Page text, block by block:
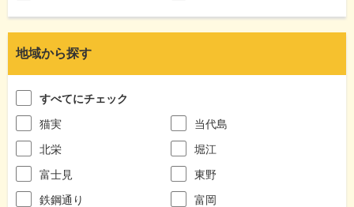
地域から探す
すべてにチェック
猫実
当代島
北栄
堀江
富士見
東野
鉄鋼通り
富岡